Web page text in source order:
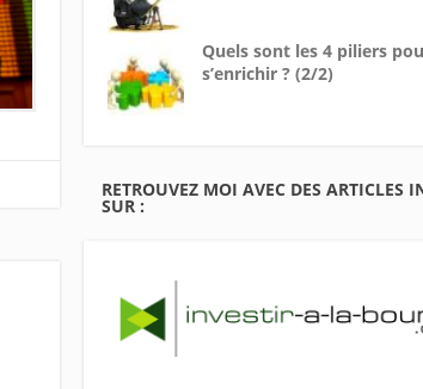
Quels sont les 4 piliers
s’enrichir ? (2/2)
RETROUVEZ MOI AVEC DES ARTICLES
SUR :